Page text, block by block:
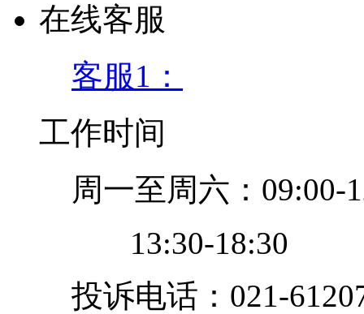
在线客服
客服1：
工作时间
周一至周六：09:00-
13:30-18:30
投诉电话：021-